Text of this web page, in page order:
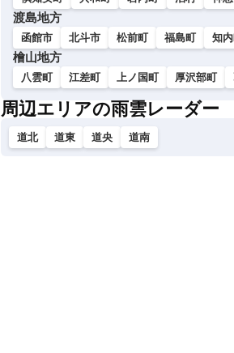
渡島地方
函館市 北斗市 松前町 福島町 知
檜山地方
八雲町 江差町 上ノ国町 厚沢部町
周辺エリアの雨雲レーダー
道北 道東 道央 道南